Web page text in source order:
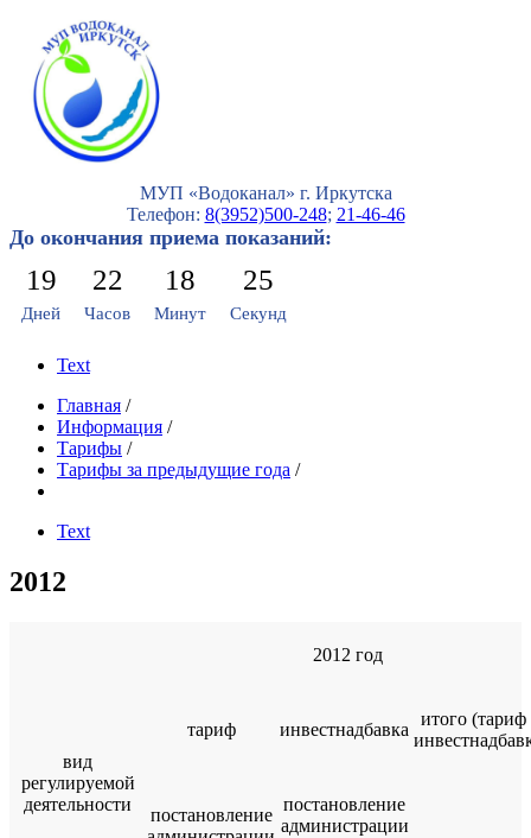
МУП «Водоканал» г. Иркутска
Телефон: 8(3952)500-248; 21-46-46
До окончания приема показаний:
19
Дней
22
Часов
18
Минут
24
Секунд
Text
Главная /
Информация /
Тарифы /
Тарифы за предыдущие года /
Text
2012
вид
регулируемой
деятельности
2012 год
тариф инвестнадбавка
итого (тариф
постановление
постановление
администрации